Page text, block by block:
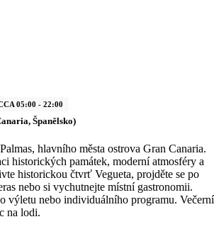
05:00 - 22:00
Španělsko)
hlavního města ostrova Gran Canaria.
historických památek, moderní atmosféry a
historickou čtvrť Vegueta, projděte se po
nebo si vychutnejte místní gastronomii.
výletu nebo individuálního programu. Večerní
na lodi.